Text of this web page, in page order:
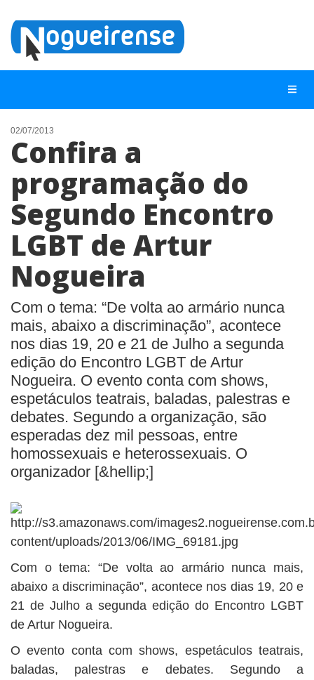
NOTÍCIAS
LISTA DIGITAL
TELEFONES ÚTEIS
QUEM SOMOS
CONTATO
ANUNCIE
BUSCAR
02/07/2013
Confira a
programação do
Segundo Encontro
LGBT de Artur
Nogueira
Com o tema: “De volta ao armário nunca
mais, abaixo a discriminação”, acontece
nos dias 19, 20 e 21 de Julho a segunda
edição do Encontro LGBT de Artur
Nogueira. O evento conta com shows,
espetáculos teatrais, baladas, palestras e
debates. Segundo a organização, são
esperadas dez mil pessoas, entre
homossexuais e heterossexuais. O
organizador [&hellip;]
Com o tema: “De volta ao armário nunca mais,
abaixo a discriminação”, acontece nos dias 19, 20 e
21 de Julho a segunda edição do Encontro LGBT
de Artur Nogueira.
O evento conta com shows, espetáculos teatrais,
baladas, palestras e debates. Segundo a